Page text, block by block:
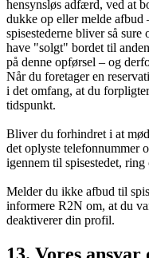
hensynsløs adfærd, ved at
dukke op eller melde
spisestederne bliver så sure
have "solgt" bordet til
på denne opførsel – og
Når du foretager en
i det omfang, at du
tidspunkt.
Bliver du forhindret i at
det oplyste telefonnummer
igennem til spisestedet,
Melder du ikke afbud til
informere R2N om, at du
deaktiverer din profil.
13. Vores